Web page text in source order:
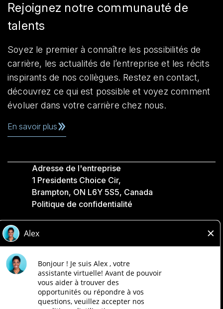
Rejoignez notre communauté de
talents
Soyez le premier à connaître les possibilités de
carrière, les actualités de l’entreprise et les récits
inspirants de nos collègues. Restez en contact,
découvrez ce qui est possible et voyez comment
évoluer dans votre carrière chez nous.
En savoir plus
Adresse de l'entreprise
1 Presidents Choice Cir,
Brampton, ON L6Y 5S5, Canada
Politique de confidentialité
Accessibilité
Compagnies Loblaw